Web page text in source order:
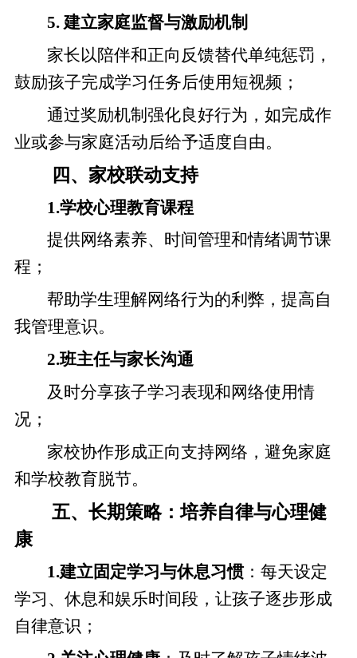
5. 建立家庭监督与激励机制
家长以陪伴和正向反馈替代单纯惩罚，
鼓励孩子完成学习任务后使用短视频；
通过奖励机制强化良好行为，如完成作
业或参与家庭活动后给予适度自由。
四、家校联动支持
1.学校心理教育课程
提供网络素养、时间管理和情绪调节课
程；
帮助学生理解网络行为的利弊，提高自
我管理意识。
2.班主任与家长沟通
及时分享孩子学习表现和网络使用情
况；
家校协作形成正向支持网络，避免家庭
和学校教育脱节。
五、长期策略：培养自律与心理健
康
1.建立固定学习与休息习惯：每天设定
学习、休息和娱乐时间段，让孩子逐步形成
自律意识；